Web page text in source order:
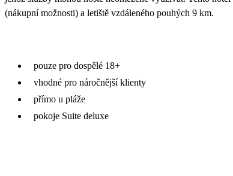
(nákupní možnosti) a letiště vzdáleného pouhých 9 km.
pouze pro dospělé 18+
vhodné pro náročnější klienty
přímo u pláže
pokoje Suite deluxe